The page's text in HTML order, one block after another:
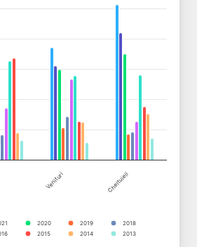
displaying categories.
displaying values. Data ranges from
Venituri Cheltuieli
2020 2019
2018
2015 2014 2013